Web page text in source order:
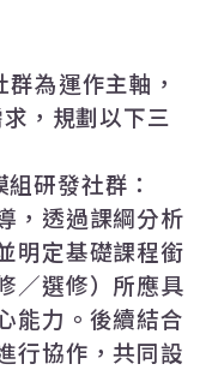
為運作主軸，
，規劃以下三
研發社群：
，透過課綱分析
明定基礎課程銜
／選修）所應具
能力。後續結合
行協作，共同設